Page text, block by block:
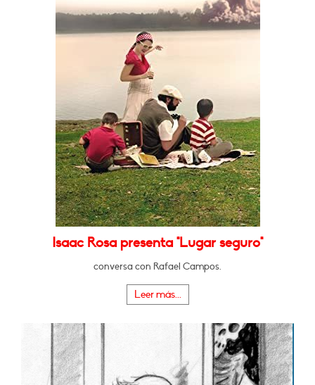
Isaac Rosa presenta "Lugar seguro"
conversa con Rafael Campos.
Leer más...